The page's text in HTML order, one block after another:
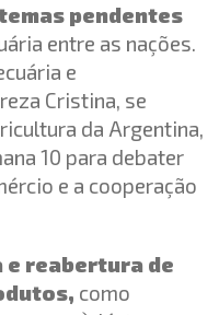
pendentes
entre as nações.
e
Cristina, se
da Argentina,
10 para debater
e a cooperação
e reabertura de
como